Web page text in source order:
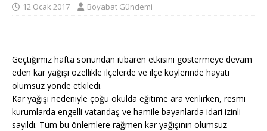
12 Ocak 2017 Boyabat Gündemi
Geçtiğimiz hafta sonundan itibaren etkisini göstermeye devam
eden kar yağışı özellikle ilçelerde ve ilçe köylerinde hayatı
olumsuz yönde etkiledi.
Kar yağışı nedeniyle çoğu okulda eğitime ara verilirken, resmi
kurumlarda engelli vatandaş ve hamile bayanlarda idari izinli
sayıldı. Tüm bu önlemlere rağmen kar yağışının olumsuz